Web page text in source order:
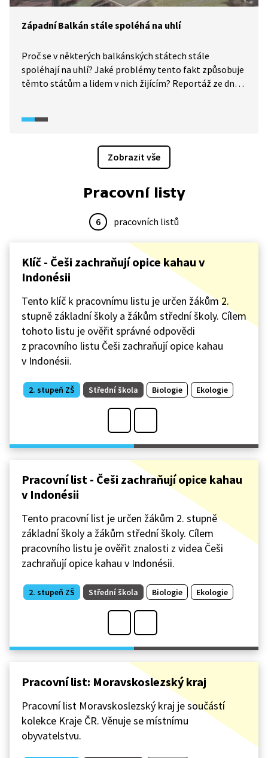
Západní Balkán stále spoléhá na uhlí
Proč se v některých balkánských státech stále
spoléhají na uhlí? Jaké problémy tento fakt způsobuje
těmto státům a lidem v nich žijícím? Reportáž ze dne
Zobrazit vše
Pracovní listy
6 pracovních listů
Klíč - Češi zachraňují opice kahau v
Indonésii
Tento klíč k pracovnímu listu je určen žákům 2.
stupně základní školy a žákům střední školy. Cílem
tohoto listu je ověřit správné odpovědi
z pracovního listu Češi zachraňují opice kahau
v Indonésii.
2. stupeň ZŠ Střední škola Biologie Ekologie
Pracovní list - Češi zachraňují opice kahau
v Indonésii
Tento pracovní list je určen žákům 2. stupně
základní školy a žákům střední školy. Cílem
pracovního listu je ověřit znalosti z videa Češi
zachraňují opice kahau v Indonésii.
2. stupeň ZŠ Střední škola Biologie Ekologie
Pracovní list: Moravskoslezský kraj
Pracovní list Moravskoslezský kraj je součástí
kolekce Kraje ČR. Věnuje se místnímu
obyvatelstvu.